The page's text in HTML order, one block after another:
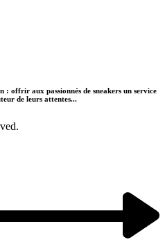
: offrir aux passionnés de sneakers un service
de leurs attentes...